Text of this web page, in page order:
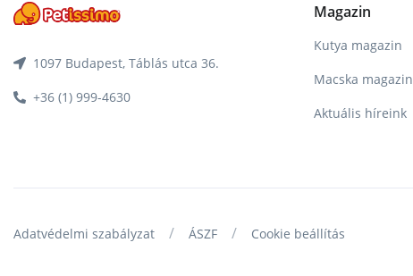
1097 Budapest, Táblás utca 36.
+36 (1) 999-4630
Magazin
Kutya magazin
Macska magazin
Aktuális híreink
Adatvédelmi szabályzat / ÁSZF / Cookie beállítás